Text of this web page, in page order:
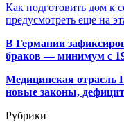
Как подготовить дом к
предусмотреть еще на
В Германии
браков — минимум с
Медицинская отрасль
новые законы,
Рубрики